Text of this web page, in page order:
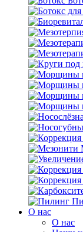
O нас
O нас